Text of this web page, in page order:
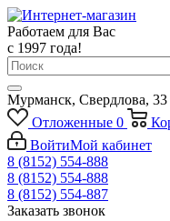
Работаем для Вас
с 1997 года!
Мурманск, Свердлова, 33
Отложенные 0
ВойтиМой кабинет
8 (8152) 554-888
8 (8152) 554-888
8 (8152) 554-887
Заказать звонок